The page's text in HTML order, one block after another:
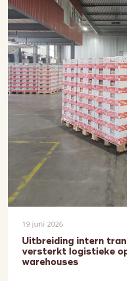
19 juni 2026
Uitbreiding intern
versterkt logistieke
warehouses